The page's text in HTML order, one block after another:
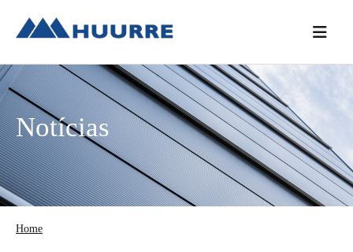
para
menu
principal
content
para
barra
lateral
principal
Notícias
Home